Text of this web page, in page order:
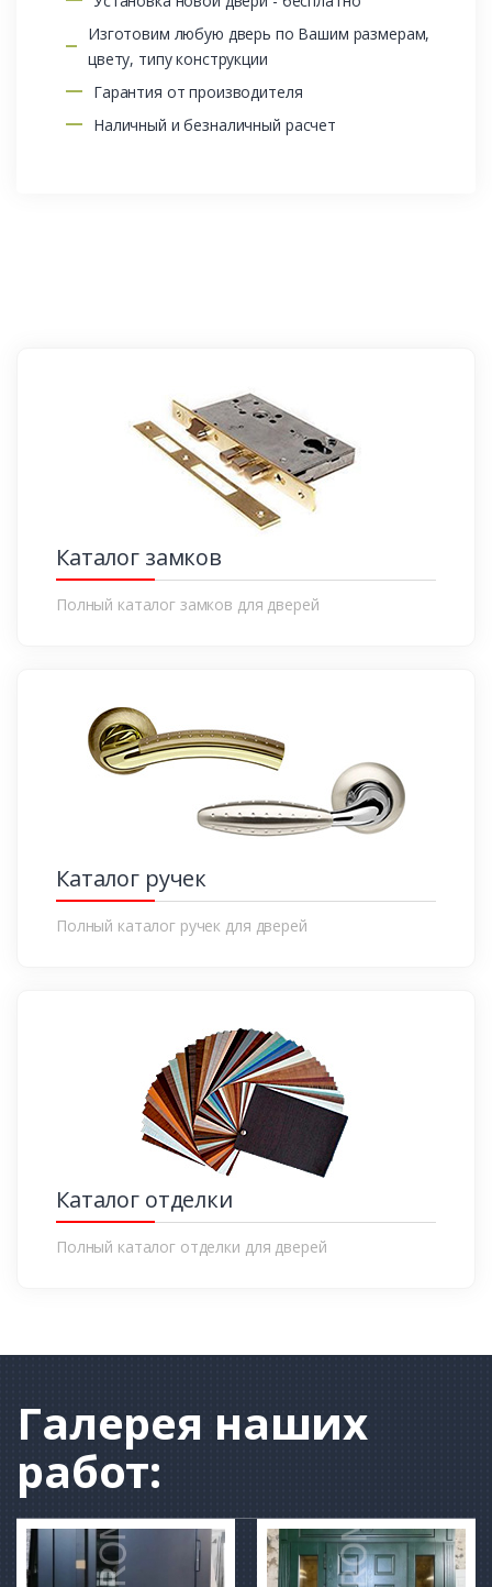
Изготовим любую дверь по Вашим размерам,
цвету, типу конструкции
Гарантия от производителя
Наличный и безналичный расчет
Каталог замков
Полный каталог замков для дверей
Каталог ручек
Полный каталог ручек для дверей
Каталог отделки
Полный каталог отделки для дверей
Галерея наших
работ: